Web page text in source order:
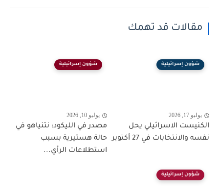
مقالات قد تهمك
شؤون إسرائيلية
يوليو 17, 2026
الكنيست الاسرائيلي يحل
نفسه والانتخابات في 27 أكتوبر
شؤون إسرائيلية
يوليو 10, 2026
مصدر في الليكود: نتنياهو في
حالة هستيرية بسبب
استطلاعات الرأي...
شؤون إسرائيلية